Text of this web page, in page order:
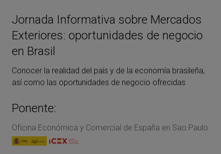
Jornada Informativa sobre Mercados
Exteriores: oportunidades de negocio
en Brasil
Conocer la realidad del país y de la economía brasileña,
así como las oportunidades de negocio ofrecidas
Ponente:
Oficina Económica y Comercial de España en Sao Paulo